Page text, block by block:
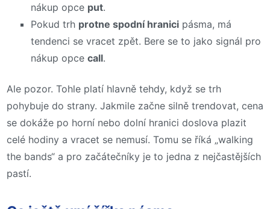
nákup opce put.
Pokud trh protne spodní hranici pásma, má
tendenci se vracet zpět. Bere se to jako signál pro
nákup opce call.
Ale pozor. Tohle platí hlavně tehdy, když se trh
pohybuje do strany. Jakmile začne silně trendovat, cena
se dokáže po horní nebo dolní hranici doslova plazit
celé hodiny a vracet se nemusí. Tomu se říká „walking
the bands“ a pro začátečníky je to jedna z nejčastějších
pastí.